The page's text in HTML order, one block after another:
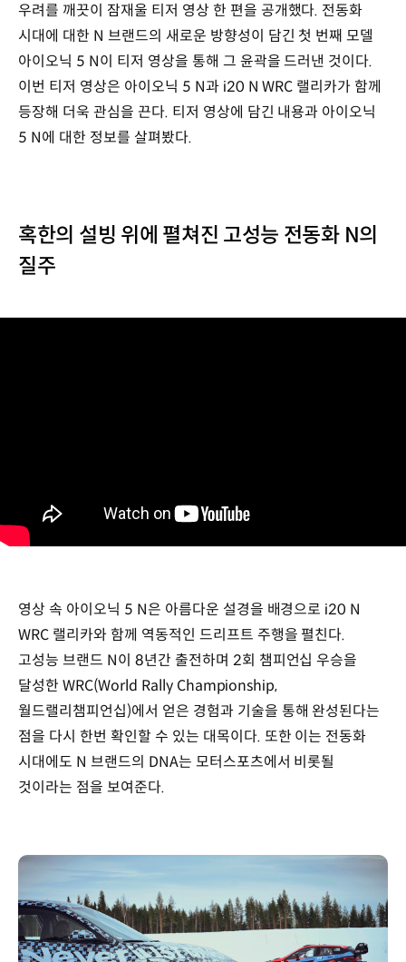
우려를 깨끗이 잠재울 티저 영상 한 편을 공개했다. 전동화
시대에 대한 N 브랜드의 새로운 방향성이 담긴 첫 번째 모델
아이오닉 5 N이 티저 영상을 통해 그 윤곽을 드러낸 것이다.
이번 티저 영상은 아이오닉 5 N과 i20 N WRC 랠리카가 함께
등장해 더욱 관심을 끈다. 티저 영상에 담긴 내용과 아이오닉
5 N에 대한 정보를 살펴봤다.
혹한의 설빙 위에 펼쳐진 고성능 전동화 N의
질주
영상 속 아이오닉 5 N은 아름다운 설경을 배경으로 i20 N
WRC 랠리카와 함께 역동적인 드리프트 주행을 펼친다.
고성능 브랜드 N이 8년간 출전하며 2회 챔피언십 우승을
달성한 WRC(World Rally Championship,
월드랠리챔피언십)에서 얻은 경험과 기술을 통해 완성된다는
점을 다시 한번 확인할 수 있는 대목이다. 또한 이는 전동화
시대에도 N 브랜드의 DNA는 모터스포츠에서 비롯될
것이라는 점을 보여준다.